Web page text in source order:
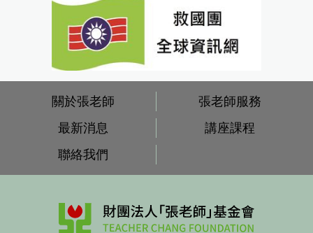
關於張老師
張老師服務
最新消息
講座課程
聯絡我們